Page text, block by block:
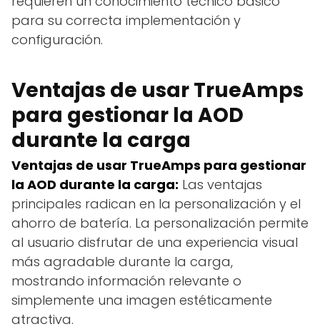
para su correcta implementación y
configuración.
Ventajas de usar TrueAmps
para gestionar la AOD
durante la carga
Ventajas de usar TrueAmps para gestionar
la AOD durante la carga: Las ventajas
principales radican en la personalización y el
ahorro de batería. La personalización permite
al usuario disfrutar de una experiencia visual
más agradable durante la carga,
mostrando información relevante o
simplemente una imagen estéticamente
atractiva.